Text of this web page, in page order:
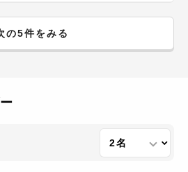
の5件をみる